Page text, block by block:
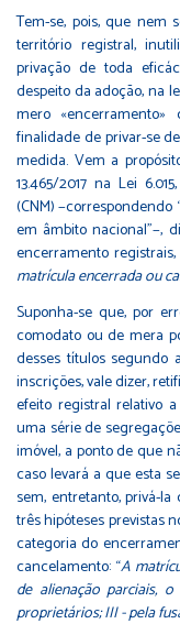
Tem-se, pois, que nem
território registral,
privação de toda
despeito da adoção, na
mero
finalidade de privar-se
medida. Vem a
13.465/2017 na Lei
(CNM)
em âmbito nacional”−,
encerramento
matrícula encerrada ou
Suponha-se que, por
comodato ou de mera
desses títulos segundo
inscrições, vale dizer,
efeito registral relativo
uma série de
imóvel, a ponto de que
caso levará a que esta
sem, entretanto, privá-
três hipóteses previstas
categoria do
cancelamento: “A
de alienação parciais,
proprietários; III - pela